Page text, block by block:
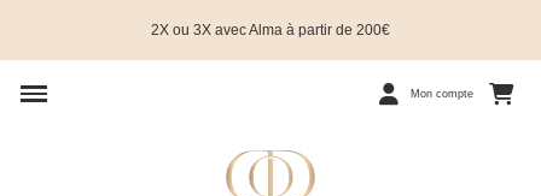
2X ou 3X avec Alma à partir de 200€
Mon compte